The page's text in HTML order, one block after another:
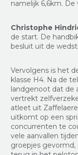
namelijk 6,6km.
Christophe
de start. De
besluit uit de
Vervolgens is het
klasse H4. Na de
landgenoot dat de
vertrekt
atleet uit
uitkomt op een
concurrenten te
vele aanvallen
groepjes gevormd,